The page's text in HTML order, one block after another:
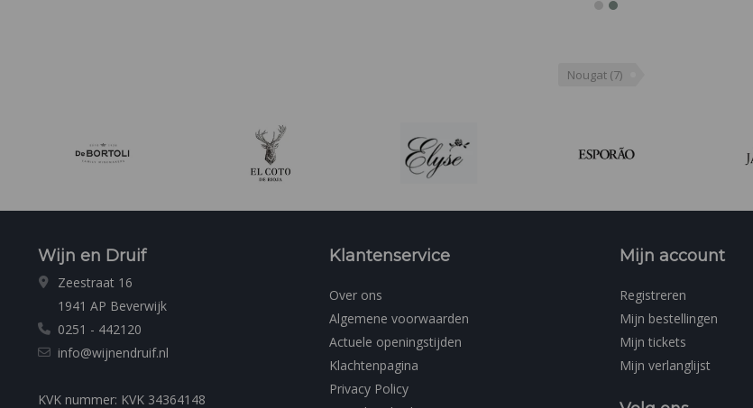
Nougat (7)
Wijn en Druif
Zeestraat 16
1941 AP Beverwijk
0251 - 442120
info@wijnendruif.nl
KVK nummer: KVK 34364148
Klantenservice
Over ons
Algemene voorwaarden
Actuele openingstijden
Klachtenpagina
Privacy Policy
Mijn account
Registreren
Mijn bestellingen
Mijn tickets
Mijn verlanglijst